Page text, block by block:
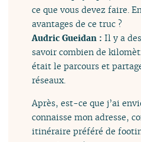
ce que vous devez faire.
avantages de ce truc ?
Audric Gueidan :Il y a
savoir combien de
était le parcours et
réseaux.
Après, est-ce que j’ai
connaisse mon adresse,
itinéraire préféré de